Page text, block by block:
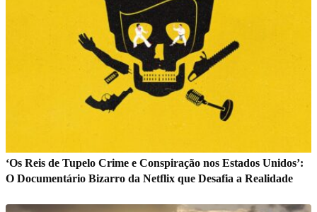
‘Os Reis de Tupelo Crime e Conspiração nos Estados Unidos’:
O Documentário Bizarro da Netflix que Desafia a Realidade